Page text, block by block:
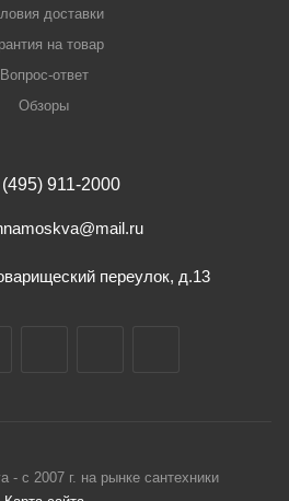
доставки
на товар
Вопрос-ответ
Обзоры
911-2000
переулок, д.13
- с 2007 г. на рынке сантехники